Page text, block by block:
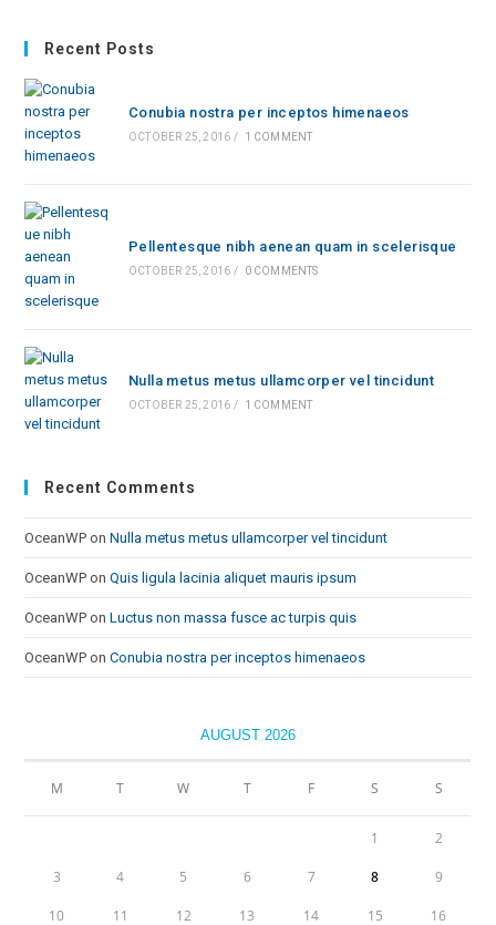
Recent Posts
Conubia nostra per inceptos himenaeos
OCTOBER 25, 2016 / 1 COMMENT
Pellentesque nibh aenean quam in scelerisque
OCTOBER 25, 2016 / 0 COMMENTS
Nulla metus metus ullamcorper vel tincidunt
OCTOBER 25, 2016 / 1 COMMENT
Recent Comments
OceanWP onNulla metus metus ullamcorper vel tincidunt
OceanWP onQuis ligula lacinia aliquet mauris ipsum
OceanWP onLuctus non massa fusce ac turpis quis
OceanWP onConubia nostra per inceptos himenaeos
AUGUST 2026
M T W T F S S
1 2
3 4 5 6 7 8 9
10 11 12 13 14 15 16